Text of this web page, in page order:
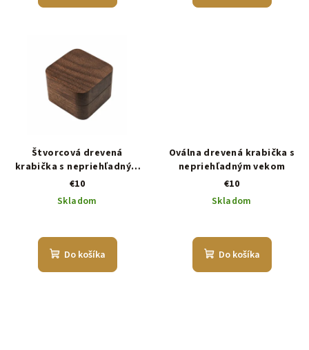
Štvorcová drevená
krabička s nepriehľadným
vekom
€10
Skladom
Do košíka
Oválna drevená krabička s
nepriehľadným vekom
€10
Skladom
Do košíka